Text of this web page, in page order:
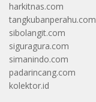
harkitnas.com
tangkubanperahu.com
sibolangit.com
siguragura.com
simanindo.com
padarincang.com
kolektor.id